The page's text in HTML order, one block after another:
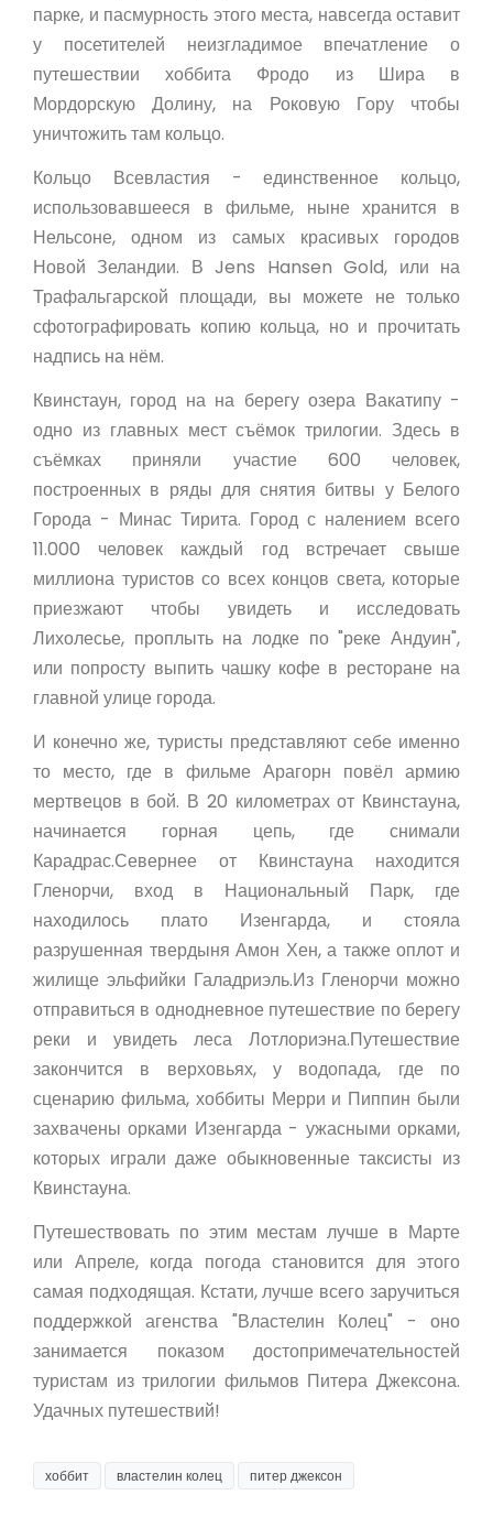
парке, и пасмурность этого места, навсегда оставит
у посетителей неизгладимое впечатление о
путешествии хоббита Фродо из Шира в
Мордорскую Долину, на Роковую Гору чтобы
уничтожить там кольцо.
Кольцо Всевластия - единственное кольцо,
использовавшееся в фильме, ныне хранится в
Нельсоне, одном из самых красивых городов
Новой Зеландии. В Jens Hansen Gold, или на
Трафальгарской площади, вы можете не только
сфотографировать копию кольца, но и прочитать
надпись на нём.
Квинстаун, город на на берегу озера Вакатипу -
одно из главных мест съёмок трилогии. Здесь в
съёмках приняли участие 600 человек,
построенных в ряды для снятия битвы у Белого
Города - Минас Тирита. Город с налением всего
11.000 человек каждый год встречает свыше
миллиона туристов со всех концов света, которые
приезжают чтобы увидеть и исследовать
Лихолесье, проплыть на лодке по "реке Андуин",
или попросту выпить чашку кофе в ресторане на
главной улице города.
И конечно же, туристы представляют себе именно
то место, где в фильме Арагорн повёл армию
мертвецов в бой. В 20 километрах от Квинстауна,
начинается горная цепь, где снимали
Карадрас.Севернее от Квинстауна находится
Гленорчи, вход в Национальный Парк, где
находилось плато Изенгарда, и стояла
разрушенная твердыня Амон Хен, а также оплот и
жилище эльфийки Галадриэль.Из Гленорчи можно
отправиться в однодневное путешествие по берегу
реки и увидеть леса Лотлориэна.Путешествие
закончится в верховьях, у водопада, где по
сценарию фильма, хоббиты Мерри и Пиппин были
захвачены орками Изенгарда - ужасными орками,
которых играли даже обыкновенные таксисты из
Квинстауна.
Путешествовать по этим местам лучше в Марте
или Апреле, когда погода становится для этого
самая подходящая. Кстати, лучше всего заручиться
поддержкой агенства "Властелин Колец" - оно
занимается показом достопримечательностей
туристам из трилогии фильмов Питера Джексона.
Удачных путешествий!
хоббит властелин колец питер джексон